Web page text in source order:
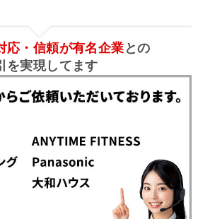
応・信頼が有名企業 との
を実現してます